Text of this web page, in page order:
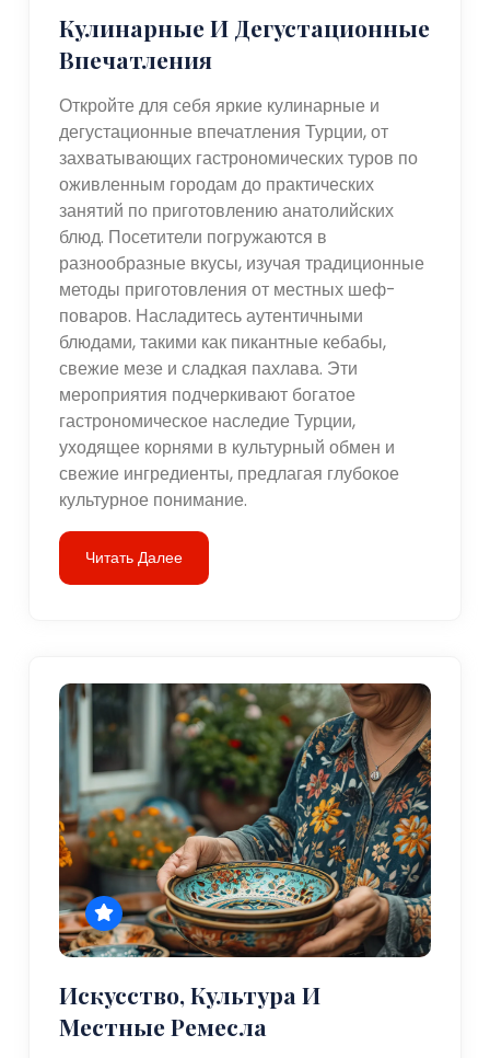
Кулинарные И Дегустационные
Впечатления
Откройте для себя яркие кулинарные и
дегустационные впечатления Турции, от
захватывающих гастрономических туров по
оживленным городам до практических
занятий по приготовлению анатолийских
блюд. Посетители погружаются в
разнообразные вкусы, изучая традиционные
методы приготовления от местных шеф-
поваров. Насладитесь аутентичными
блюдами, такими как пикантные кебабы,
свежие мезе и сладкая пахлава. Эти
мероприятия подчеркивают богатое
гастрономическое наследие Турции,
уходящее корнями в культурный обмен и
свежие ингредиенты, предлагая глубокое
культурное понимание.
Читать Далее
Искусство, Культура И
Местные Ремесла